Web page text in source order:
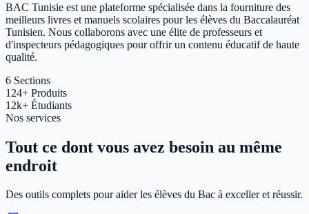
BAC Tunisie est une plateforme spécialisée dans la fourniture des
meilleurs livres et manuels scolaires pour les élèves du Baccalauréat
Tunisien. Nous collaborons avec une élite de professeurs et
d'inspecteurs pédagogiques pour offrir un contenu éducatif de haute
qualité.
6 Sections
124+ Produits
12k+ Étudiants
Nos services
Tout ce dont vous avez besoin au même
endroit
Des outils complets pour aider les élèves du Bac à exceller et réussir.